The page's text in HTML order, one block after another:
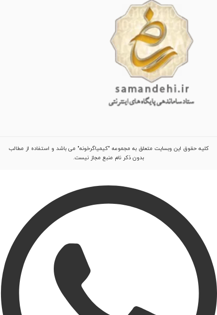
کلیه حقوق این وبسایت متعلق به مجموعه "کیمیاگرخونه" می باشد و استفاده از مطالب
بدون ذکر نام منبع مجاز نیست.